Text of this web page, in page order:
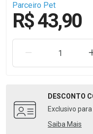
Parceiro Pet
R$ 43,90
REMOVER UMA
DESCONTO
Exclusivo
Saiba Mais